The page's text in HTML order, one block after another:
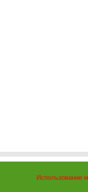
Использование